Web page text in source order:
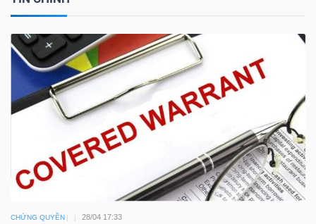
CHỨNG QUYỀN 28/04 17:33
Công
cụ